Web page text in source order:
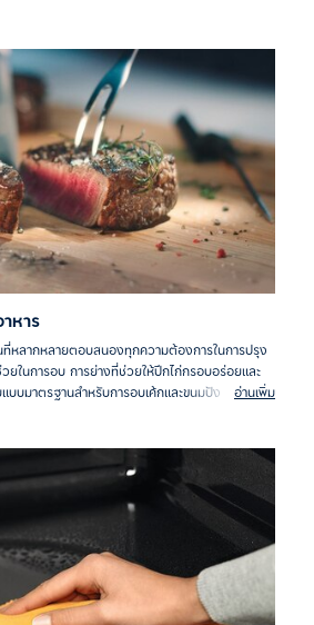
หาร
หลากหลายตอบสนองทุกความต้องการในการปรุง
ยในการอบ การย่างที่ช่วยให้ปีกไก่กรอบอร่อยและ
บบมาตรฐานสำหรับการอบเค้กและขนมปัง
อ่านเพิ่ม